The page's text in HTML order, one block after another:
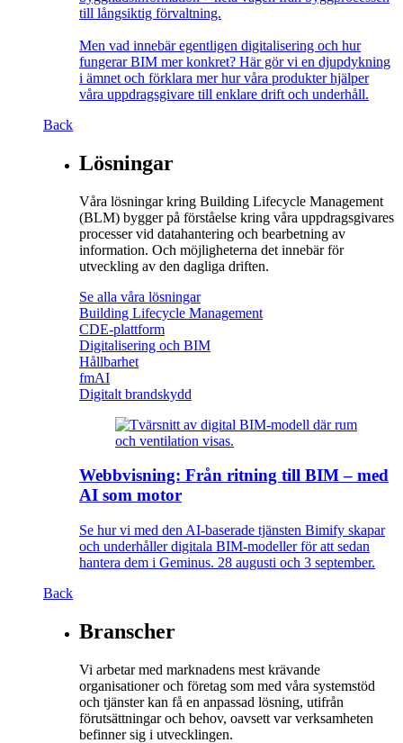
till långsiktig förvaltning.
Men vad innebär egentligen digitalisering och hur
fungerar BIM mer konkret? Här gör vi en djupdykning
i ämnet och förklara mer hur våra produkter hjälper
våra uppdragsgivare till enklare drift och underhåll.
Back
Lösningar
Våra lösningar kring Building Lifecycle Management
(BLM) bygger på förståelse kring våra uppdragsgivares
processer vid datahantering och bearbetning av
information. Och möjligheterna det innebär för
utveckling av den dagliga driften.
Se alla våra lösningar
Building Lifecycle Management
CDE-plattform
Digitalisering och BIM
Hållbarhet
fmAI
Digitalt brandskydd
Webbvisning: Från ritning till BIM – med
AI som motor
Se hur vi med den AI-baserade tjänsten Bimify skapar
och underhåller digitala BIM-modeller för att sedan
hantera dem i Geminus. 28 augusti och 3 september.
Back
Branscher
Vi arbetar med marknadens mest krävande
organisationer och företag som med våra systemstöd
och tjänster kan få en anpassad lösning, utifrån
förutsättningar och behov, oavsett var verksamheten
befinner sig i utvecklingen.